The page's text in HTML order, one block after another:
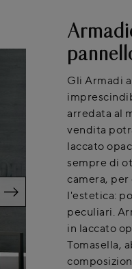
Gli Armadi
arredata al
vendita
laccato
sempre di
camera, per
l'estetica:
peculiari.
in laccato
Tomasella,